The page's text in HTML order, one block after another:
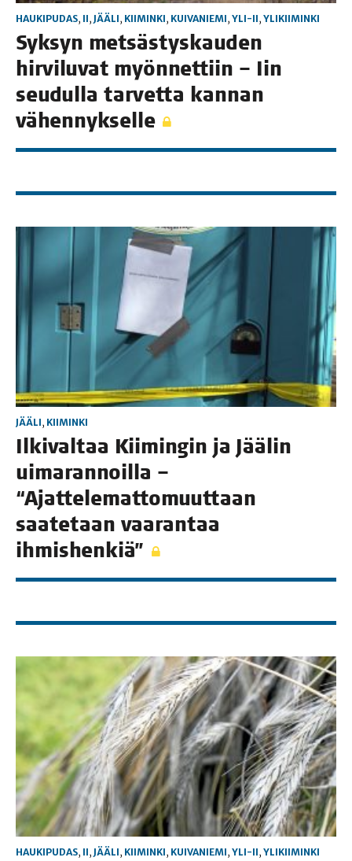
HAUKIPUDAS, II, JÄÄLI, KIIMINKI, KUIVANIEMI, YLI-II, YLIKIIMINKI
Syk­syn met­säs­tys­kau­den
hir­vi­lu­vat myön­net­tiin – Iin
seu­dul­la tar­vet­ta kan­nan
vähennykselle
JÄÄLI, KIIMINKI
Ilki­val­taa Kii­min­gin ja Jää­lin
uima­ran­noil­la –
“Ajat­te­le­mat­to­muut­taan
saa­te­taan vaa­ran­taa
ihmishenkiä”
HAUKIPUDAS, II, JÄÄLI, KIIMINKI, KUIVANIEMI, YLI-II, YLIKIIMINKI